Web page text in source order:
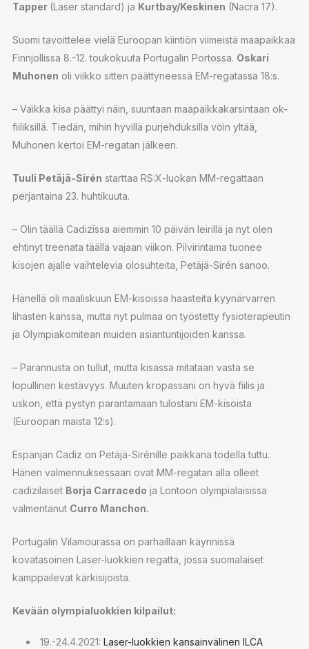
Tapper (Laser standard) ja Kurtbay/Keskinen (Nacra 17).
Suomi tavoittelee vielä Euroopan kiintiön viimeistä maapaikkaa
Finnjollissa 8.-12. toukokuuta Portugalin Portossa. Oskari
Muhonen oli viikko sitten päättyneessä EM-regatassa 18:s.
– Vaikka kisa päättyi näin, suuntaan maapaikkakarsintaan ok-
fiiliksillä. Tiedän, mihin hyvillä purjehduksilla voin yltää,
Muhonen kertoi EM-regatan jälkeen.
Tuuli Petäjä-Sirén starttaa RS:X-luokan MM-regattaan
perjantaina 23. huhtikuuta.
– Olin täällä Cadizissa aiemmin 10 päivän leirillä ja nyt olen
ehtinyt treenata täällä vajaan viikon. Pilvirintama tuonee
kisojen ajalle vaihtelevia olosuhteita, Petäjä-Sirén sanoo.
Hänellä oli maaliskuun EM-kisoissa haasteita kyynärvarren
lihasten kanssa, mutta nyt pulmaa on työstetty fysioterapeutin
ja Olympiakomitean muiden asiantuntijoiden kanssa.
– Parannusta on tullut, mutta kisassa mitataan vasta se
lopullinen kestävyys. Muuten kropassani on hyvä fiilis ja
uskon, että pystyn parantamaan tulostani EM-kisoista
(Euroopan maista 12:s).
Espanjan Cadiz on Petäjä-Sirénille paikkana todella tuttu.
Hänen valmennuksessaan ovat MM-regatan alla olleet
cadizilaiset Borja Carracedo ja Lontoon olympialaisissa
valmentanut Curro Manchon.
Portugalin Vilamourassa on parhaillaan käynnissä
kovatasoinen Laser-luokkien regatta, jossa suomalaiset
kamppailevat kärkisijoista.
Kevään olympialuokkien kilpailut:
19.-24.4.2021: Laser-luokkien kansainvälinen ILCA